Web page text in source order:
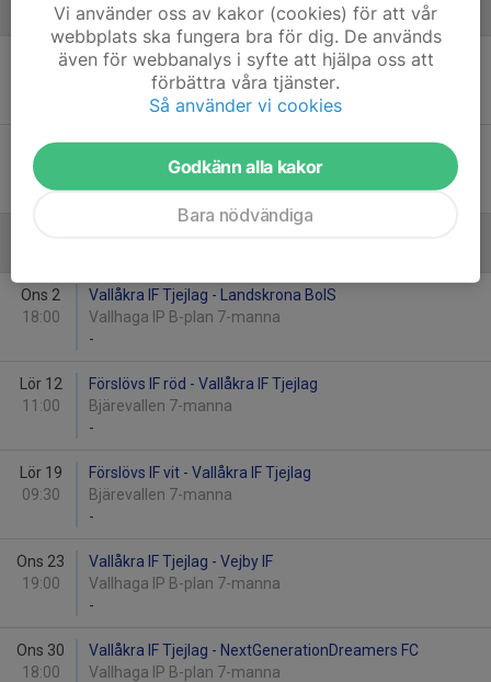
Augusti
Lör 15
NextGenerationDreamers FC - Vallåkra IF Tjejlag
Filborna IP 2, 7-manna
Sön 30
11:00
Vedby/Rönne IF blå - Vallåkra IF Tjejlag
Vedby IP, 7-mannaplan
-
Ons 2
18:00
Vallåkra IF Tjejlag - Landskrona BoIS
Vallhaga IP B-plan 7-manna
-
Lör 12
11:00
Förslövs IF röd - Vallåkra IF Tjejlag
Bjärevallen 7-manna
-
Lör 19
09:30
Förslövs IF vit - Vallåkra IF Tjejlag
Bjärevallen 7-manna
-
Ons 23
19:00
Vallåkra IF Tjejlag - Vejby IF
Vallhaga IP B-plan 7-manna
-
Ons 30
18:00
Vallåkra IF Tjejlag - NextGenerationDreamers FC
Vallhaga IP B-plan 7-manna
Vi använder oss av kakor (cookies) för att vår
webbplats ska fungera bra för dig. De används
även för webbanalys i syfte att hjälpa oss att
förbättra våra tjänster.
Så använder vi cookies
Godkänn alla kakor
Bara nödvändiga